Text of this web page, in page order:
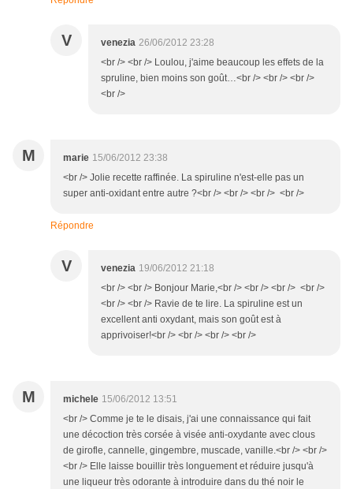
V venezia 26/06/2012 23:28
<br /> <br /> Loulou, j'aime beaucoup les effets de la
spruline, bien moins son goût…<br /> <br /> <br />
<br />
M marie 15/06/2012 23:38
<br /> Jolie recette raffinée. La spiruline n'est-elle pas un
super anti-oxidant entre autre ?<br /> <br /> <br /> <br />
Répondre
V venezia 19/06/2012 21:18
<br /> <br /> Bonjour Marie,<br /> <br /> <br /> <br />
<br /> <br /> Ravie de te lire. La spiruline est un
excellent anti oxydant, mais son goût est à
apprivoiser!<br /> <br /> <br /> <br />
M michele 15/06/2012 13:51
<br /> Comme je te le disais, j'ai une connaissance qui fait
une décoction très corsée à visée anti-oxydante avec clous
de girofle, cannelle, gingembre, muscade, vanille.<br /> <br />
<br /> Elle laisse bouillir très longuement et réduire jusqu'à
une liqueur très odorante à introduire dans du thé noir le